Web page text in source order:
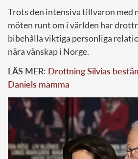
Trots den intensiva tillvaron med
möten runt om i världen har
bibehålla viktiga personliga
nära vänskap i Norge.
LÄS MER: Drottning Silvias
Daniels mamma